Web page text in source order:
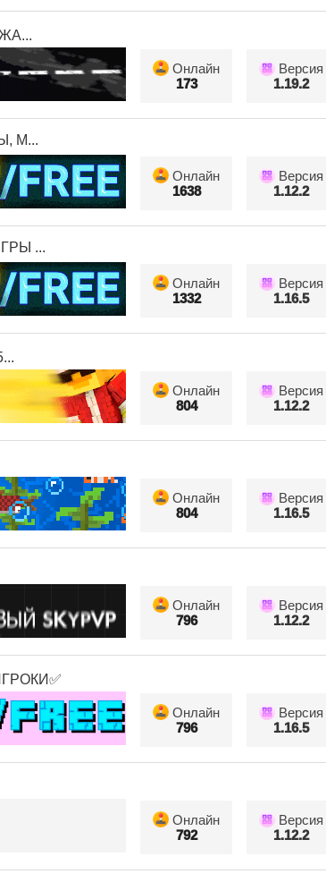
Онлайн
173
Версия
1.19.2
М...
Онлайн
1638
Версия
1.12.2
...
Онлайн
1332
Версия
1.16.5
Онлайн
804
Версия
1.12.2
Онлайн
804
Версия
1.16.5
Онлайн
796
Версия
1.12.2
Онлайн
796
Версия
1.16.5
Онлайн
792
Версия
1.12.2